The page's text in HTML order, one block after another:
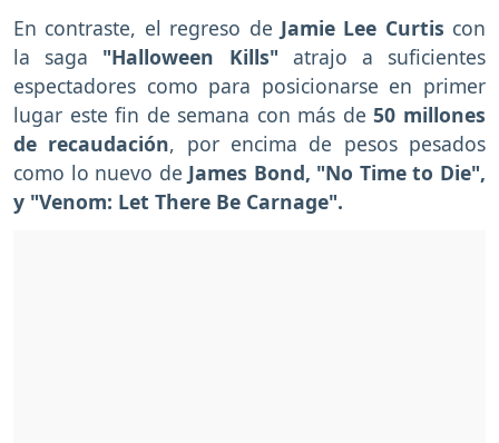
En contraste, el regreso de Jamie Lee Curtis con
la saga "Halloween Kills" atrajo a suficientes
espectadores como para posicionarse en primer
lugar este fin de semana con más de50 millones
de recaudación, por encima de pesos pesados
como lo nuevo de James Bond, "No Time to Die",
y "Venom: Let There Be Carnage".